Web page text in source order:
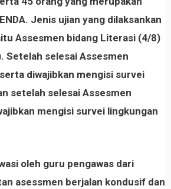
Jenis ujian yang dilaksankan
Assesmen bidang Literasi (4/8)
Setelah selesai Assesmen
diwajibkan mengisi survei
setelah selesai Assesmen
mengisi survei lingkungan
oleh guru pengawas dari
asessmen berjalan kondusif dan